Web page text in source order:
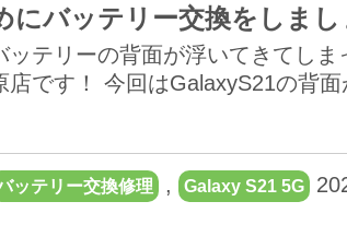
にバッテリー交換をしまし
ッテリーの背面が浮いてきてし
店です！ 今回はGalaxyS21の背
ッテリー交換修理 , Galaxy S21 5G